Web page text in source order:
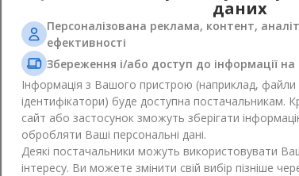
даних
Персоналізована реклама, контент,
ефективності
Збереження і/або доступ до інформації
Інформація з Вашого пристрою (наприклад, файли
ідентифікатори) буде доступна постачальникам.
сайт або застосунок зможуть зберігати
обробляти Ваші персональні дані.
Деякі постачальники можуть використовувати
інтересу. Ви можете змінити свій вибір пізніше